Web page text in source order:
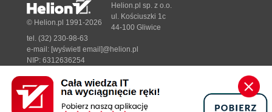
Designed with ♥ byTonik.pl
© Helion.pl 1991-2026
Helion.pl sp. z o.o.
ul. Kościuszki 1c
44-100 Gliwice
tel. (32) 230-98-63
e-mail: [wyświetl email]@helion.pl
NIP: 6312636254